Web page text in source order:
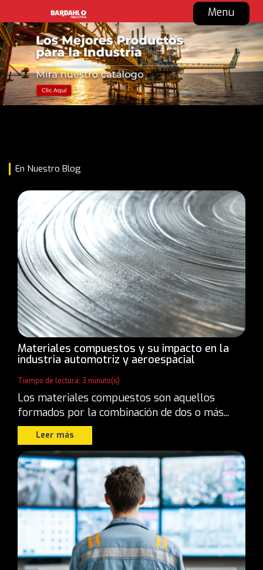
Menu
En Nuestro Blog
Materiales compuestos y su impacto en la
industria automotriz y aeroespacial
Tiempo de lectura: 3 minuto(s)
Los materiales compuestos son aquellos
formados por la combinación de dos o más...
Leer más